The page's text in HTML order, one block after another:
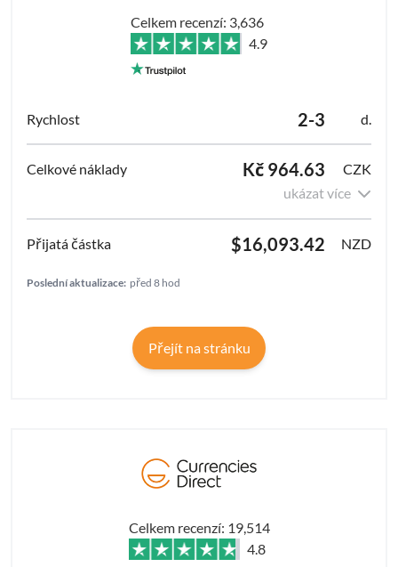
Celkem recenzí: 3,636
4.9
2-3 d.
Kč 964.63
CZK
ukázat více
$16,093.42 NZD
Poslední aktualizace: před 8 hod
Přejít na stránku
Celkem recenzí: 19,514
4.8